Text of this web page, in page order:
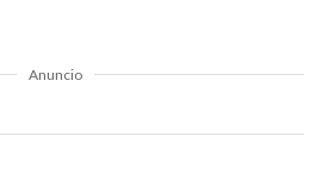
Anuncio